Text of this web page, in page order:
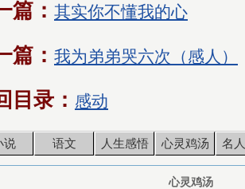
篇： 其实你不懂我的心
篇： 我为弟弟哭六次（感人）
目录： 感动
说 语文 人生感悟 心灵鸡汤 名
心灵鸡汤